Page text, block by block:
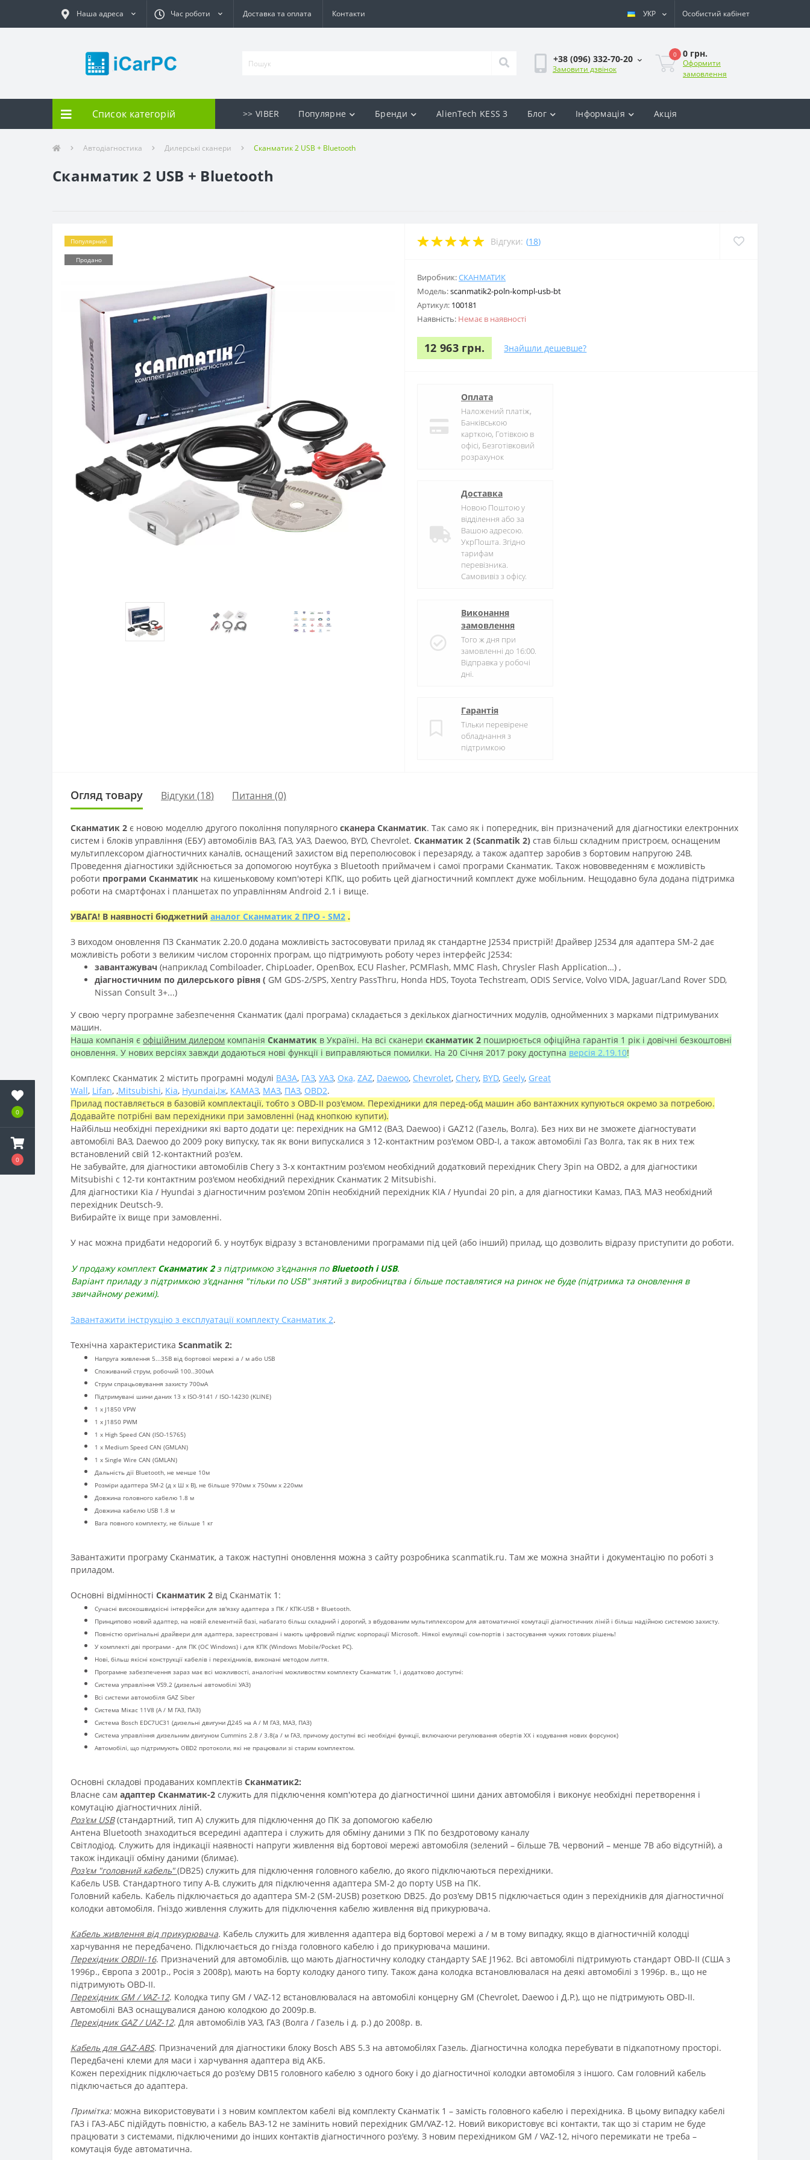
0
0
Наша адреса Час роботи Доставка та оплата Контакти УКР Особистий кабінет
+38 (096) 332-70-20
Замовити дзвінок
0 0 грн.
Оформити
замовлення
Список категорій >> VIBER Популярне Бренди AlienTech KESS 3 Блог Інформація Акція
Автодіагностика Дилерські сканери Сканматик 2 USB + Bluetooth
Сканматик 2 USB + Bluetooth
Популярний
Продано
Відгуки: (18)
Виробник:СКАНМАТИК
Модель:scanmatik2-poln-kompl-usb-bt
Артикул: 100181
Наявність: Немає в наявності
12 963 грн. Знайшли дешевше?
Оплата
Наложений платіж,
Банківською
карткою, Готівкою в
офісі, Безготівковий
розрахунок
Доставка
Новою Поштою у
відділення або за
Вашою адресою.
УкрПошта. Згідно
тарифам
перевізника.
Самовивіз з офісу.
Виконання
замовлення
Того ж дня при
замовленні до 16:00.
Відправка у робочі
дні.
Гарантія
Тільки перевірене
обладнання з
підтримкою
Огляд товару Відгуки (18) Питання (0)
Сканматик 2 є новою моделлю другого покоління популярного сканера Сканматик. Так само як і попередник, він призначений для діагностики електронних
систем і блоків управління (ЕБУ) автомобілів ВАЗ, ГАЗ, УАЗ, Daewoo, BYD, Chevrolet. Сканматик 2 (Scanmatik 2) став більш складним пристроєм, оснащеним
мультиплексором діагностичних каналів, оснащений захистом від переполюсовок і перезаряду, а також адаптер заробив з бортовим напругою 24В.
Проведення діагностики здійснюється за допомогою ноутбука з Bluetooth приймачем і самої програми Сканматик. Також нововведенням є можливість
роботи програми Сканматик на кишеньковому комп'ютері КПК, що робить цей діагностичний комплект дуже мобільним. Нещодавно була додана підтримка
роботи на смартфонах і планшетах по управлінням Android 2.1 і вище.
УВАГА! В наявності бюджетний аналог Сканматик 2 ПРО - SM2 .
З виходом оновлення ПЗ Сканматик 2.20.0 додана можливість застосовувати прилад як стандартне J2534 пристрій! Драйвер J2534 для адаптера SM-2 дає
можливість роботи з великим числом сторонніх програм, що підтримують роботу через інтерфейс J2534:
завантажувач (наприклад Combiloader, ChipLoader, OpenBox, ECU Flasher, PCMFlash, MMC Flash, Chrysler Flash Application…) ,
діагностичним по дилерського рівня ( GM GDS-2/SPS, Xentry PassThru, Honda HDS, Toyota Techstream, ODIS Service, Volvo VIDA, Jaguar/Land Rover SDD,
Nissan Consult 3+...)
У свою чергу програмне забезпечення Сканматик (далі програма) складається з декількох діагностичних модулів, однойменних з марками підтримуваних
машин.
Наша компанія є офіційним дилером компанія Сканматик в Україні. На всі сканери сканматик 2 поширюється офіційна гарантія 1 рік і довічні безкоштовні
оновлення. У нових версіях завжди додаються нові функції і виправляються помилки. На 20 Січня 2017 року доступна версія 2.19.10!
Комплекс Сканматик 2 містить програмні модулі ВАЗА, ГАЗ, УАЗ, Ока, ZAZ, Daewoo, Chevrolet, Chery, BYD, Geely, Great
Wall, Lifan, ,Mitsubishi, Kia, Hyundai,Іж, КАМАЗ, МАЗ, ПАЗ, OBD2.
Прилад поставляється в базовій комплектації, тобто з OBD-II роз'ємом. Перехідники для перед-обд машин або вантажних купуються окремо за потребою.
Додавайте потрібні вам перехідники при замовленні (над кнопкою купити).
Найбільш необхідні перехідники які варто додати це: перехідник на GM12 (ВАЗ, Daewoo) і GAZ12 (Газель, Волга). Без них ви не зможете діагностувати
автомобілі ВАЗ, Daewoo до 2009 року випуску, так як вони випускалися з 12-контактним роз'ємом OBD-I, а також автомобілі Газ Волга, так як в них теж
встановлений свій 12-контактний роз'єм.
Не забувайте, для діагностики автомобілів Chery з 3-х контактним роз'ємом необхідний додатковий перехідник Chery 3pin на OBD2, а для діагностики
Mitsubishi c 12-ти контактним роз'ємом необхідний перехідник Сканматик 2 Mitsubishi.
Для діагностики Kia / Hyundai з діагностичним роз'ємом 20пін необхідний перехідник KIA / Hyundai 20 pin, а для діагностики Камаз, ПАЗ, МАЗ необхідний
перехідник Deutsch-9.
Вибирайте їх вище при замовленні.
У нас можна придбати недорогий б. у ноутбук відразу з встановленими програмами під цей (або інший) прилад, що дозволить відразу приступити до роботи.
У продажу комплект Сканматик 2з підтримкою з'єднання по Bluetooth і USB.
Варіант приладу з підтримкою з'єднання "тільки по USB" знятий з виробництва і більше поставлятися на ринок не буде (підтримка та оновлення в
звичайному режимі).
Завантажити інструкцію з експлуатації комплекту Сканматик 2.
Технічна характеристика Scanmatik 2:
Напруга живлення 5...35В від бортової мережі а / м або USB
Споживаний струм, робочий 100..300мА
Струм спрацьовування захисту 700мА
Підтримувані шини даних 13 x ISO-9141 / ISO-14230 (KLINE)
1 x J1850 VPW
1 x J1850 PWM
1 x High Speed CAN (ISO-15765)
1 x Medium Speed CAN (GMLAN)
1 x Single Wire CAN (GMLAN)
Дальність дії Bluetooth, не менше 10м
Розміри адаптера SM-2 (д x Ш x В), не більше 970мм x 750мм x 220мм
Довжина головного кабелю 1.8 м
Довжина кабелю USB 1.8 м
Вага повного комплекту, не більше 1 кг
Завантажити програму Сканматик, а також наступні оновлення можна з сайту розробника scanmatik.ru. Там же можна знайти і документацію по роботі з
приладом.
Основні відмінності Сканматик 2 від Сканматік 1:
Сучасні високошвидкісні інтерфейси для зв'язку адаптера з ПК / КПК-USB + Bluetooth.
Принципово новий адаптер, на новій елементній базі, набагато більш складний і дорогий, з вбудованим мультиплексором для автоматичної комутації діагностичних ліній і більш надійною системою захисту.
Повністю оригінальні драйвери для адаптера, зареєстровані і мають цифровий підпис корпорації Microsoft. Ніякої емуляції сом-портів і застосування чужих готових рішень!
У комплекті дві програми - для ПК (ОС Windows) і для КПК (Windows Mobile/Pocket PC).
Нові, більш якісні конструкції кабелів і перехідників, виконані методом лиття.
Програмне забезпечення зараз має всі можливості, аналогічні можливостям комплекту Сканматик 1, і додатково доступні:
Система управління VS9.2 (дизельні автомобілі УАЗ)
Всі системи автомобіля GAZ Siber
Система Мікас 11V8 (А / М ГАЗ, ПАЗ)
Система Bosch EDC7UC31 (дизельні двигуни Д245 на А / М ГАЗ, МАЗ, ПАЗ)
Система управління дизельним двигуном Cummins 2.8 / 3.8(а / м ГАЗ, причому доступні всі необхідні функції, включаючи регулювання обертів ХХ і кодування нових форсунок)
Автомобілі, що підтримують OBD2 протоколи, які не працювали зі старим комплектом.
Основні складові продаваних комплектів Сканматик2:
Власне сам адаптер Сканматик-2 служить для підключення комп'ютера до діагностичної шини даних автомобіля і виконує необхідні перетворення і
комутацію діагностичних ліній.
Роз'єм USB(стандартний, тип A) служить для підключення до ПК за допомогою кабелю
Антена Bluetooth знаходиться всередині адаптера і служить для обміну даними з ПК по бездротовому каналу
Світлодіод. Служить для індикації наявності напруги живлення від бортової мережі автомобіля (зелений – більше 7В, червоний – менше 7В або відсутній), а
також індикації обміну даними (блимає).
Роз'єм "головний кабель" (DB25) служить для підключення головного кабелю, до якого підключаються перехідники.
Кабель USB. Стандартного типу A-B, служить для підключення адаптера SM-2 до порту USB на ПК.
Головний кабель. Кабель підключається до адаптера SM-2 (SM-2USB) розеткою DB25. До роз'єму DB15 підключається один з перехідників для діагностичної
колодки автомобіля. Гніздо живлення служить для підключення кабелю живлення від прикурювача.
Кабель живлення від прикурювача. Кабель служить для живлення адаптера від бортової мережі а / м в тому випадку, якщо в діагностичній колодці
харчування не передбачено. Підключається до гнізда головного кабелю і до прикурювача машини.
Перехідник OBDII-16. Призначений для автомобілів, що мають діагностичну колодку стандарту SAE J1962. Всі автомобілі підтримують стандарт OBD-II (США з
1996р., Європа з 2001р., Росія з 2008р), мають на борту колодку даного типу. Також дана колодка встановлювалася на деякі автомобілі з 1996р. в., що не
підтримують OBD-II.
Перехідник GM / VAZ-12. Колодка типу GM / VAZ-12 встановлювалася на автомобілі концерну GM (Chevrolet, Daewoo і Д.Р.), що не підтримують OBD-II.
Автомобілі ВАЗ оснащувалися даною колодкою до 2009р.в.
Перехідник GAZ / UAZ-12. Для автомобілів УАЗ, ГАЗ (Волга / Газель і д. р.) до 2008р. в.
Кабель для GAZ-ABS. Призначений для діагностики блоку Bosch ABS 5.3 на автомобілях Газель. Діагностична колодка перебувати в підкапотному просторі.
Передбачені клеми для маси і харчування адаптера від АКБ.
Кожен перехідник підключається до роз'єму DB15 головного кабелю з одного боку і до діагностичної колодки автомобіля з іншого. Сам головний кабель
підключається до адаптера.
Примітка:можна використовувати і з новим комплектом кабелі від комплекту Сканматік 1 – замість головного кабелю і перехідника. В цьому випадку кабелі
ГАЗ і ГАЗ-АБС підійдуть повністю, а кабель ВАЗ-12 не замінить новий перехідник GM/VAZ-12. Новий використовує всі контакти, так що зі старим не буде
працювати з системами, підключеними до інших контактів діагностичного роз'єму. З новим перехідником GM / VAZ-12, нічого перемикати не треба –
комутація буде автоматична.